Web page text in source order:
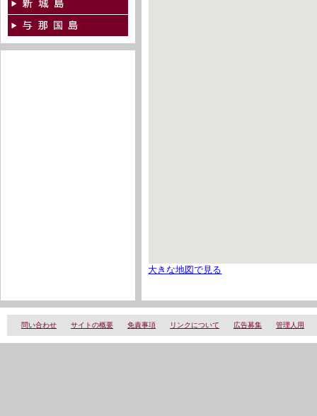
大きな地図で見る
問い合わせ サイトの概要 免責事項 リンクについて 広告募集 管理人用